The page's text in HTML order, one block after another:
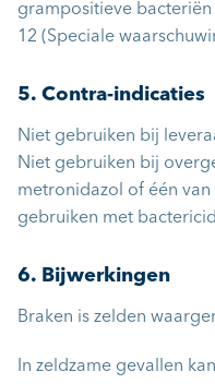
grampositieve
12 (Speciale
5. Contra-indicaties
Niet gebruiken bij
Niet gebruiken bij
metronidazol of één
gebruiken met
6. Bijwerkingen
Braken is zelden
In zeldzame gevallen